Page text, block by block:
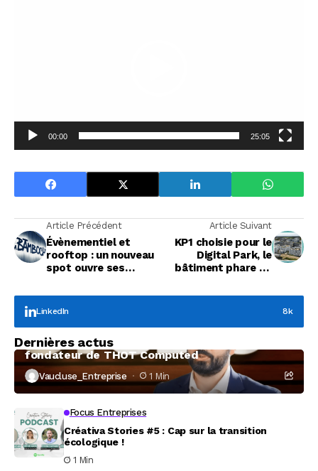
00:00 25:05
Article Précédent
Évènementiel et
rooftop : un nouveau
spot ouvre ses
Aushopping
Article Suivant
KP1 choisie pour le
Digital Park, le
bâtiment phare de
LinkedIn 8k
Dernières actus
À la rencontre de Christophe Coeffier, dirigeant
fondateur de THOT Computed
Vaucluse_Entreprise 1 Min
Focus Entreprises
Créativa Stories #5 : Cap sur la transition
écologique !
1 Min